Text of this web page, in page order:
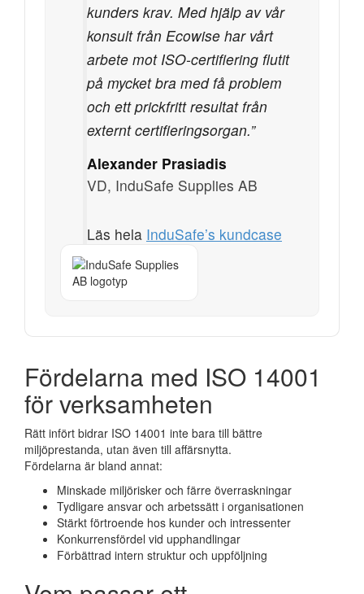
kunders krav. Med hjälp av vår
konsult från Ecowise har vårt
arbete mot ISO-certifiering flutit
på mycket bra med få problem
och ett prickfritt resultat från
externt certifieringsorgan.”
Alexander Prasiadis
VD, InduSafe Supplies AB
Läs hela InduSafe’s kundcase
Fördelarna med ISO 14001
för verksamheten
Rätt infört bidrar ISO 14001 inte bara till bättre
miljöprestanda, utan även till affärsnytta.
Fördelarna är bland annat:
Minskade miljörisker och färre överraskningar
Tydligare ansvar och arbetssätt i organisationen
Stärkt förtroende hos kunder och intressenter
Konkurrensfördel vid upphandlingar
Förbättrad intern struktur och uppföljning